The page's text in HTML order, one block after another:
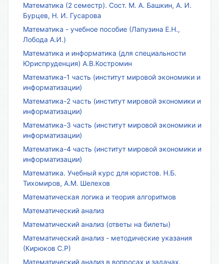
Математика (2 семестр). Сост. М. А. Башкин, А. И.
Бурцев, Н. И. Гусарова
Математика - учебное пособие (Лапузина Е.Н.,
Лобода А.И.)
Математика и информатика (для специальности
Юриспруденция) А.В.Костромин
Математика-1 часть (институт мировой экономики и
информатизации)
Математика-2 часть (институт мировой экономики и
информатизации)
Математика-3 часть (институт мировой экономики и
информатизации)
Математика-4 часть (институт мировой экономики и
информатизации)
Математика. Учебный курс для юристов. Н.Б.
Тихомиров, А.М. Шелехов
Математическая логика и теория алгоритмов
Математический анализ
Математический анализ (ответы на билеты)
Математический анализ - методические указания
(Кирюков С.Р)
Математический анализ в вопросах и задачах.